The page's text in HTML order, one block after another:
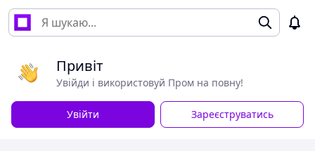
Привіт
Увійди і використовуй Пром на повну!
Увійти Зареєструватись